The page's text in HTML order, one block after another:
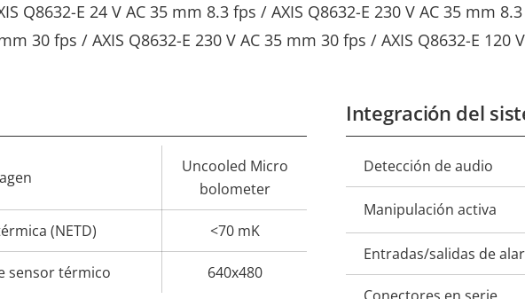
Q8632-E 24 V AC 35 mm 8.3 fps / AXIS Q8632-E 230 V AC 35 mm
30 fps / AXIS Q8632-E 230 V AC 35 mm 30 fps / AXIS Q8632-E 120
propiedad
Uncooled Micro
bolometer
(NETD) <70 mK
sensor térmico 640x480
Integración del
Descripción
propiedad
Detección de audio
Manipulación activa
Entradas/salidas de